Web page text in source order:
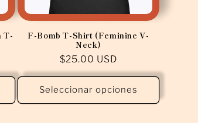
T-
F-Bomb T-Shirt (Feminine V-
Neck)
Precio
habitual
$25.00 USD
Seleccionar opciones